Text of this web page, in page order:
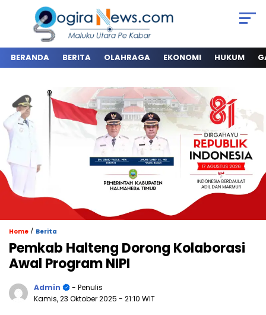
BERANDA BERITA OLAHRAGA EKONOMI HUKUM
Home / Berita
Pemkab Halteng Dorong Kolaborasi
Awal Program NIPI
Admin
- Penulis
Kamis, 23 Oktober 2025 - 21:10 WIT